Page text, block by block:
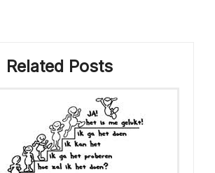
Related Posts